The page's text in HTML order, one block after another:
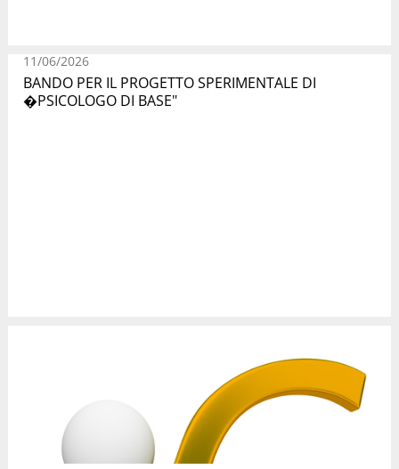
11/06/2026
BANDO PER IL PROGETTO SPERIMENTALE DI
�PSICOLOGO DI BASE"